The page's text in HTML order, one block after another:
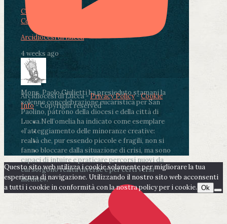
Condividi su Facebook
Condividi su LinkedIn
Arcidiocesi di Lucca
4 weeks ago
Mons. Paolo Giulietti ha presieduto stamani la
solenne concelebrazione eucaristica per San
Paolino, patrono della diocesi e della città di
Lucca.Nell’omelia ha indicato come esemplare
«l’atteggiamento delle minoranze creative:
realtà che, pur essendo piccole e fragili, non si
fanno bloccare dalla situazione di crisi, ma sono
capaci di intuire e praticare percorsi nuovi da
cui sorgono realtà diverse e per certi versi
inedite».
Arcidiocesi di Lucca -Privacy Policy-Cookie
Info- Copyright reserved
Questo sito web utilizza i cookie solamente per migliorare la tua
esperienza di navigazione. Utilizzando il nostro sito web acconsenti
a tutti i cookie in conformità con la nostra policy per i cookie. Ok